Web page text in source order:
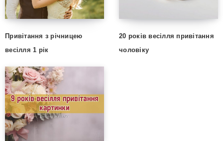
Привітання з річницею
весілля 1 рік
20 років весілля привітання
чоловіку